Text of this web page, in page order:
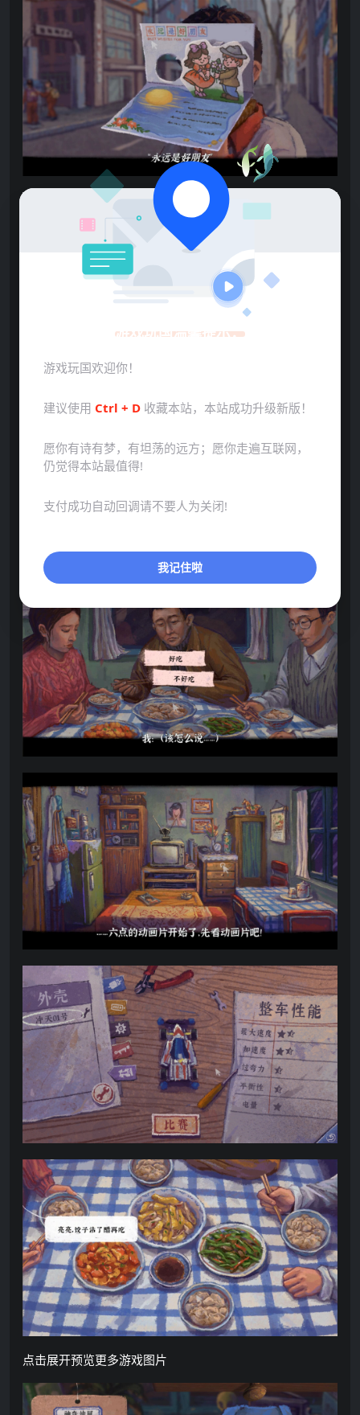
点击展开预览更多游戏图片
游戏玩国温馨提示：
游戏玩国欢迎你！
建议使用 Ctrl + D 收藏本站，本站成功升级新版！
愿你有诗有梦，有坦荡的远方；愿你走遍互联网，
仍觉得本站最值得!
支付成功自动回调请不要人为关闭!
我记住啦